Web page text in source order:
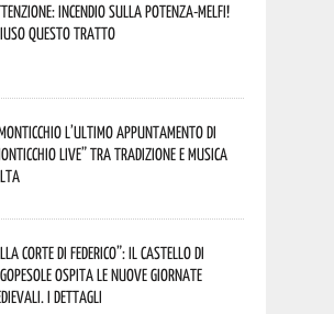
incendio sulla Potenza-Melfi!
questo tratto
l’ultimo appuntamento di
Live” tra tradizione e musica
corte di Federico”: il Castello di
ospita le nuove Giornate
I dettagli